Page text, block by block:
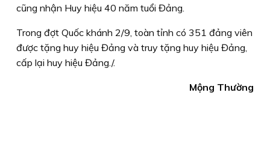
cũng nhận Huy hiệu 40 năm tuổi Đảng.
Trong đợt Quốc khánh 2/9, toàn tỉnh có 351 đảng viên
được tặng huy hiệu Đảng và truy tặng huy hiệu Đảng,
cấp lại huy hiệu Đảng./.
Mộng Thường